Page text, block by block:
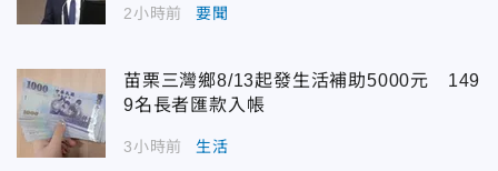
2小時前 要聞
苗栗三灣鄉8/13起發生活補助5000元 149
9名長者匯款入帳
3小時前 生活